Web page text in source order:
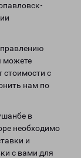
можете
стоимости с
нам по
в
необходимо
и
с вами для